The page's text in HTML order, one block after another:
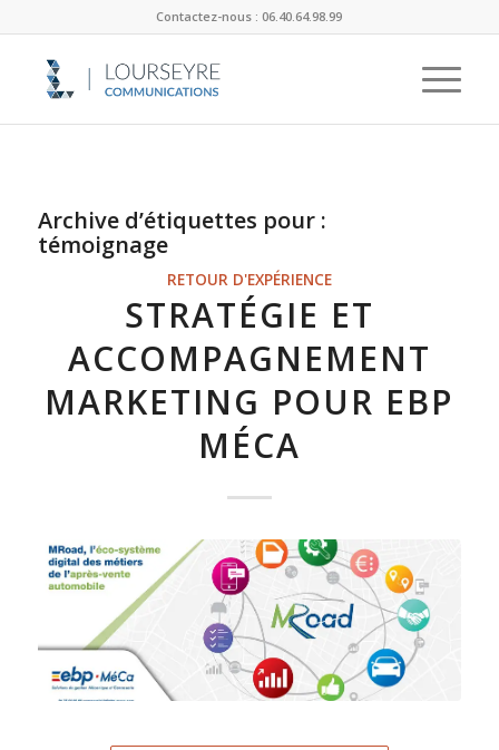
Contactez-nous : 06.40.64.98.99
Archive d’étiquettes pour :
témoignage
RETOUR D'EXPÉRIENCE
STRATÉGIE ET
ACCOMPAGNEMENT
MARKETING POUR EBP
MÉCA